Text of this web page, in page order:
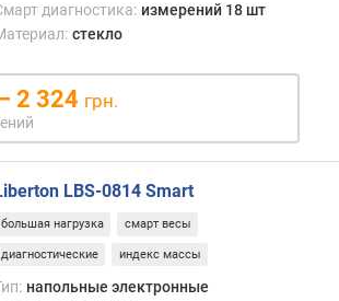
диагностика: измерений 18 шт
стекло
2 324 грн.
LBS-0814 Smart
большая нагрузка смарт весы
диагностические индекс массы
напольные электронные